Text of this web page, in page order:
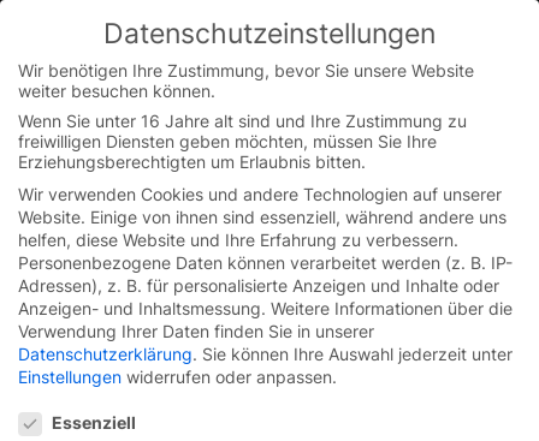
You are currently on the Austrian German website.
Switch to the English version.
Skip
content
Datenschutzeinstellungen
Wir benötigen Ihre Zustimmung, bevor Sie unsere Website
weiter besuchen können.
Wenn Sie unter 16 Jahre alt sind und Ihre Zustimmung zu
freiwilligen Diensten geben möchten, müssen Sie Ihre
Erziehungsberechtigten um Erlaubnis bitten.
Wir verwenden Cookies und andere Technologien auf unserer
Website. Einige von ihnen sind essenziell, während andere uns
helfen, diese Website und Ihre Erfahrung zu verbessern.
Personenbezogene Daten können verarbeitet werden (z. B. IP-
Adressen), z. B. für personalisierte Anzeigen und Inhalte oder
Anzeigen- und Inhaltsmessung. Weitere Informationen über die
Verwendung Ihrer Daten finden Sie in unserer
Datenschutzerklärung. Sie können Ihre Auswahl jederzeit unter
Einstellungen widerrufen oder anpassen.
Essenziell